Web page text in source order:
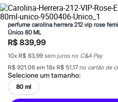
Calçados
Mindse7
Plus Size
Até 20% off
Até 40% off
Até 60% off
A partir de 60% off
Feminino
Em alta
Inverno
Alfaiataria
Novidades
perfume carolina herrera 212 vip rose
Único 80 ML
R$ 839,99
10x R$ 83,99 sem juros no C&A Pay
R$ 921,06 em 18x R$ 51,17 no cartão de
Selecione umtamanho:
80 ml